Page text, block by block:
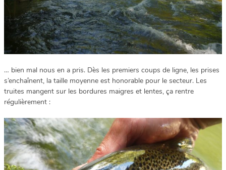
… bien mal nous en a pris. Dès les premiers coups de ligne, les prises
s’enchaînent, la taille moyenne est honorable pour le secteur. Les
truites mangent sur les bordures maigres et lentes, ça rentre
régulièrement :